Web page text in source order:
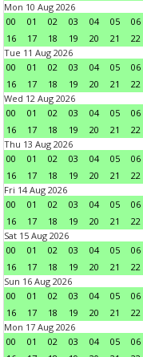
Mon 10 Aug 2026
00
01 02 03 04 05 06
16
17 18 19 20 21 22
Tue 11 Aug 2026
00
01 02 03 04 05 06
16
17 18 19 20 21 22
Wed 12 Aug 2026
00
01 02 03 04 05 06
16
17 18 19 20 21 22
Thu 13 Aug 2026
00
01 02 03 04 05 06
16
17 18 19 20 21 22
Fri 14 Aug 2026
00
01 02 03 04 05 06
16
17 18 19 20 21 22
Sat 15 Aug 2026
00
01 02 03 04 05 06
16
17 18 19 20 21 22
Sun 16 Aug 2026
00
01 02 03 04 05 06
16
17 18 19 20 21 22
Mon 17 Aug 2026
00
01 02 03 04 05 06